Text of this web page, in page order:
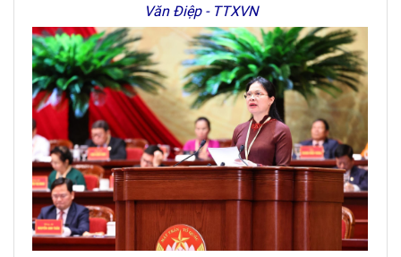
Văn Điệp - TTXVN